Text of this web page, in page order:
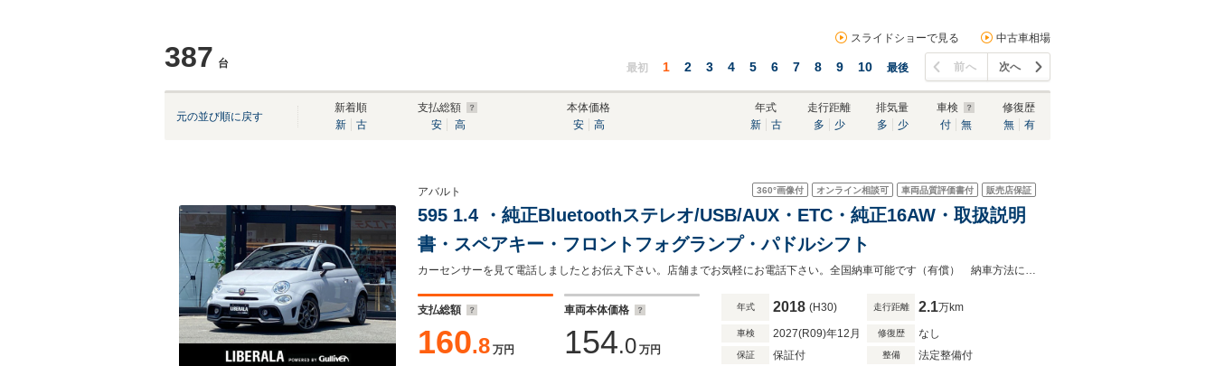
387 台
スライドショーで見る 中古車相場
最初 1 2 3 4 5 6 7 8 9 10 最後 前へ 次へ
元の並び順に戻す
新着順
新
古
支払総額
安
高
本体価格
安
高
年式
新
古
走行距離
多
少
排気量
多
少
車検
付
無
修復歴
無
有
360°画像付 オンライン相談可 車両品質評価書付 販売店保証
アバルト
595 1.4 ・純正Bluetoothステレオ/USB/AUX・ETC・純正16AW・取扱説明
書・スペアキー・フロントフォグランプ・パドルシフト
カーセンサーを見て電話しましたとお伝え下さい。店舗までお気軽にお電話下さい。全国納車可能です（有償） 納車方法に関してもご相談ください
支払総額
160.8 万円
車両本体価格
154.0 万円
年式 2018 (H30) 走行距離 2.1万km
車検 2027(R09)年12月 修復歴 なし
保証 保証付 整備 法定整備付